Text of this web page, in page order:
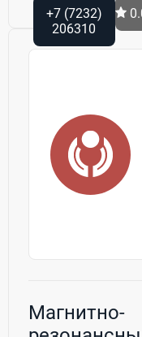
+7 (7232)
206310
Магнитно-